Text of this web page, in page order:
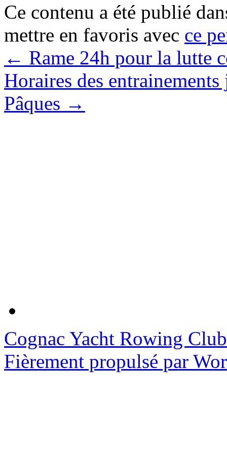
Ce contenu a été publié
mettre en favoris avec ce
← Rame 24h pour la lutte
Horaires des
Pâques →
Cognac Yacht Rowing Club
Fièrement propulsé par